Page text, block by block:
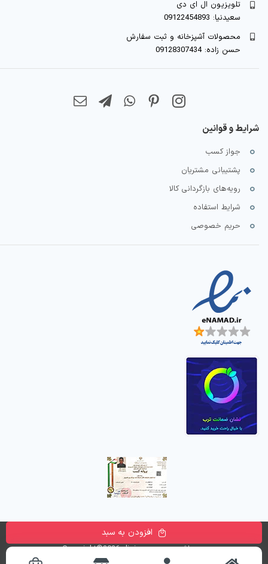
تلویزیون ال ای دی
سعیدنیا: 09122454893
محصولات آشپزخانه و ثبت سفارش
حسن زاده: 09128307434
شرایط و قوانین
جواز کسب
پشتیبانی مشتریان
رویه‌های بازگردانی کالا
شرایط استفاده
حریم خصوصی
تمامی حقوق این وب سایت متعلق به فروشگاه اینترنتی دیجی پارسه
می باشد. Copyright©2026 digiparse.com
افزودن به سبد